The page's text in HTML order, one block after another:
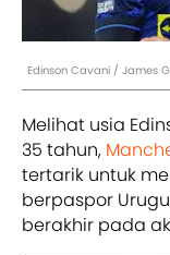
Edinson Cavani / James
Melihat usia
35 tahun,
tertarik untuk
berpaspor
berakhir pada